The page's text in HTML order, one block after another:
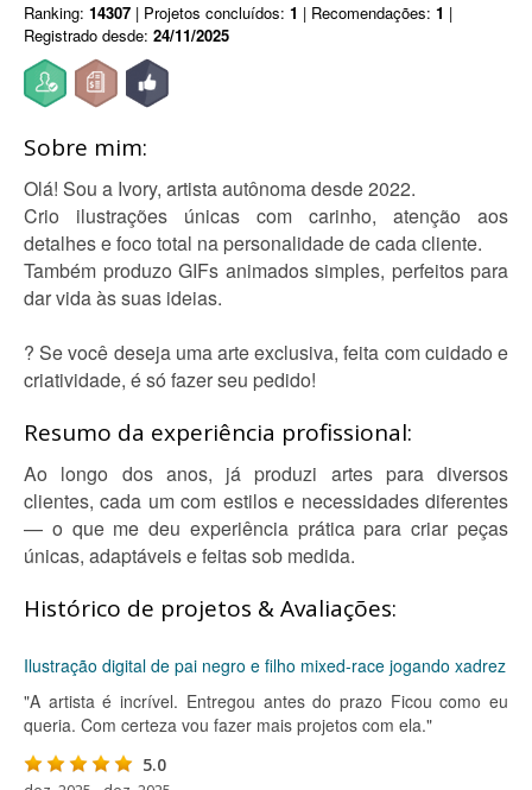
Ranking: 14307 | Projetos concluídos: 1 | Recomendações: 1 |
Registrado desde: 24/11/2025
Sobre mim:
Olá! Sou a Ivory, artista autônoma desde 2022.
Crio ilustrações únicas com carinho, atenção aos
detalhes e foco total na personalidade de cada cliente.
Também produzo GIFs animados simples, perfeitos para
dar vida às suas ideias.
? Se você deseja uma arte exclusiva, feita com cuidado e
criatividade, é só fazer seu pedido!
Resumo da experiência profissional:
Ao longo dos anos, já produzi artes para diversos
clientes, cada um com estilos e necessidades diferentes
— o que me deu experiência prática para criar peças
únicas, adaptáveis e feitas sob medida.
Histórico de projetos & Avaliações:
Ilustração digital de pai negro e filho mixed-race jogando xadrez
"A artista é incrível. Entregou antes do prazo Ficou como eu
queria. Com certeza vou fazer mais projetos com ela."
5.0